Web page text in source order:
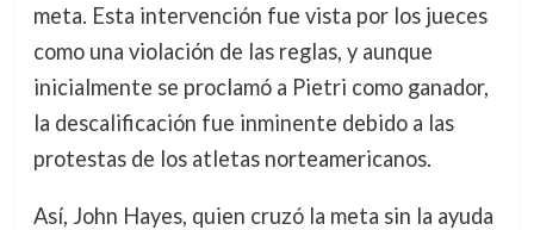
meta. Esta intervención fue vista por los jueces
como una violación de las reglas, y aunque
inicialmente se proclamó a Pietri como ganador,
la descalificación fue inminente debido a las
protestas de los atletas norteamericanos.
Así, John Hayes, quien cruzó la meta sin la ayuda